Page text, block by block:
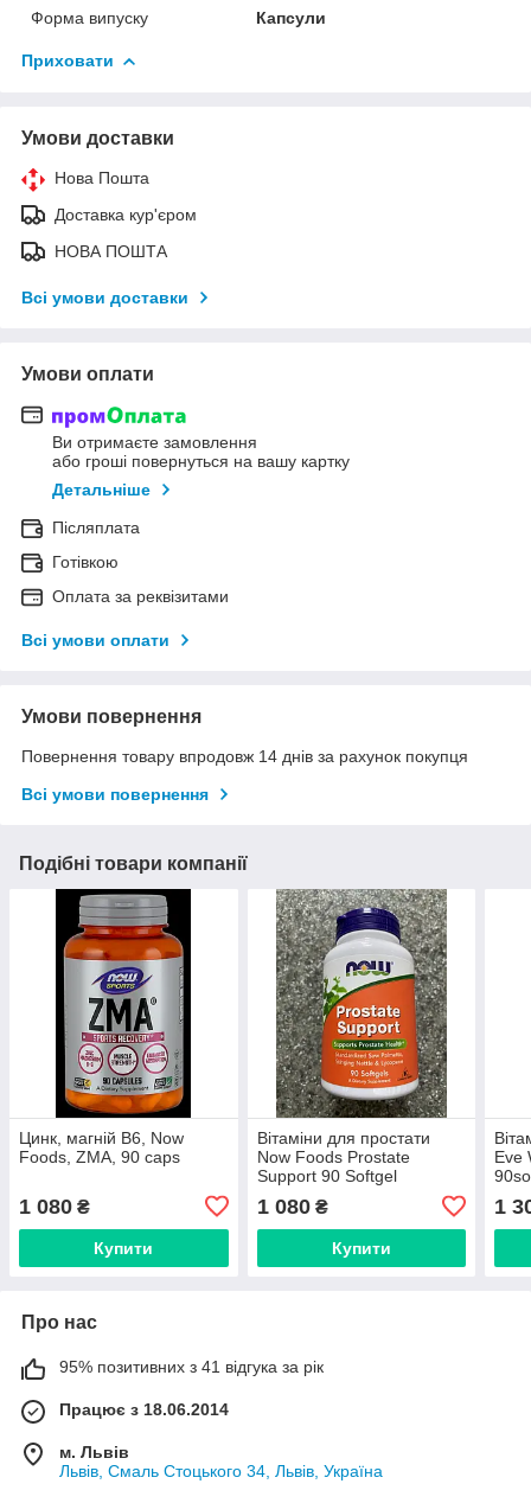
Форма випуску
Капсули
Приховати
Умови доставки
Нова Пошта
Доставка кур'єром
НОВА ПОШТА
Всі умови доставки
Умови оплати
Ви отримаєте замовлення
або гроші повернуться на вашу картку
Детальніше
Післяплата
Готівкою
Оплата за реквізитами
Всі умови оплати
Умови повернення
Повернення товару впродовж 14 днів за рахунок покупця
Всі умови повернення
Подібні товари компанії
Цинк, магній В6, Now
Foods, ZMA, 90 caps
1 080 ₴
Купити
Вітаміни для простати
Now Foods Prostate
Support 90 Softgel
1 080₴
Купити
Eve
1
Про нас
95% позитивних з 41 відгука за рік
Працює з 18.06.2014
м. Львів
Львів, Смаль Стоцького 34, Львів, Україна